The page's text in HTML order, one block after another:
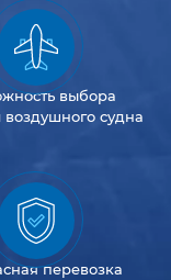
выбора
воздушного судна
перевозка